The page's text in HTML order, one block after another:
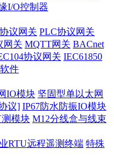
I/O控制器
议网关 PLC协议网关
网关 MQTT网关 BACnet
协议网关 IEC61850
件
IO模块 坚固型单以太网
议] IP67防水防振IO模块
模块 M12分线盒与线束
RTU远程遥测终端 特殊